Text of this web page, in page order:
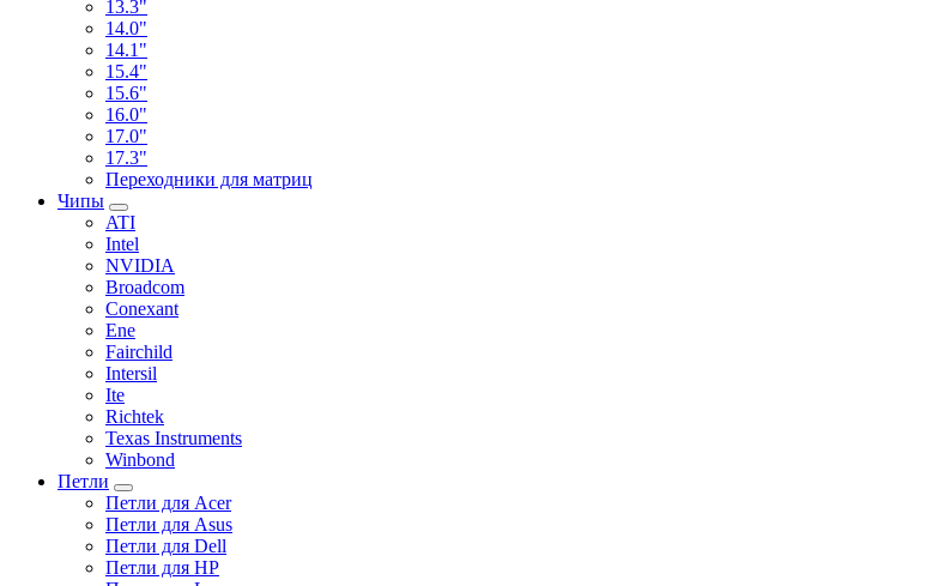
13.3"
14.0"
14.1"
15.4"
15.6"
16.0"
17.0"
17.3"
Переходники для матриц
Чипы
ATI
Intel
NVIDIA
Broadcom
Conexant
Ene
Fairchild
Intersil
Ite
Richtek
Texas Instruments
Winbond
Петли
Петли для Acer
Петли для Asus
Петли для Dell
Петли для HP